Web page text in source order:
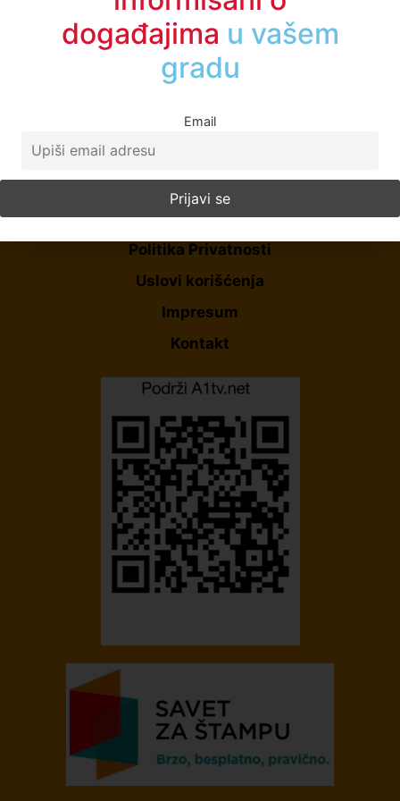
O Nama
Politika Privatnosti
Uslovi korišćenja
Impresum
Kontakt
događajima u vašem
gradu
Email